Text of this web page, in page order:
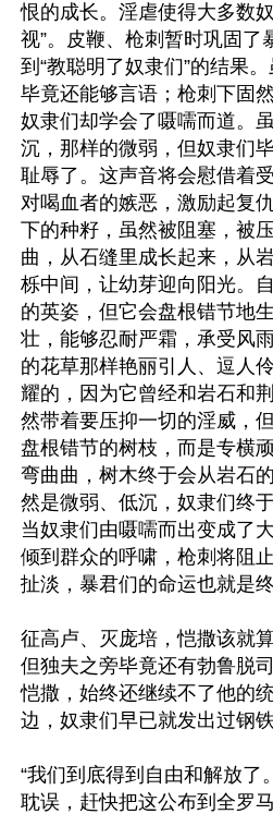
恨的成长。淫虐使得大多数
视”。皮鞭、枪刺暂时巩固了
到“教聪明了奴隶们”的结果
毕竟还能够言语；枪刺下固
奴隶们却学会了嗫嚅而道。
沉，那样的微弱，但奴隶们
耻辱了。这声音将会慰借着
对喝血者的嫉恶，激励起复
下的种籽，虽然被阻塞，被
曲，从石缝里成长起来，从
栎中间，让幼芽迎向阳光。
的英姿，但它会盘根错节地
壮，能够忍耐严霜，承受风
的花草那样艳丽引人、逗人
耀的，因为它曾经和岩石和
然带着要压抑一切的淫威，
盘根错节的树枝，而是专横
弯曲曲，树木终于会从岩石
然是微弱、低沉，奴隶们终
当奴隶们由嗫嚅而出变成了
倾到群众的呼啸，枪刺将阻
扯淡，暴君们的命运也就是
征高卢、灭庞培，恺撒该就
但独夫之旁毕竟还有勃鲁脱
恺撒，始终还继续不了他的
边，奴隶们早已就发出过钢
“我们到底得到自由和解放了
耽误，赶快把这公布到全罗